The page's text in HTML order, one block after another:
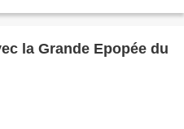
la Grande Epopée du